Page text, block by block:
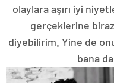
olaylara aşırı iyi
gerçeklerine
diyebilirim. Yine de
bana